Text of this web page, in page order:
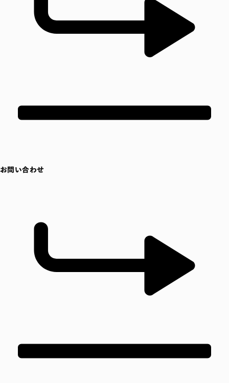
お問い合わせ